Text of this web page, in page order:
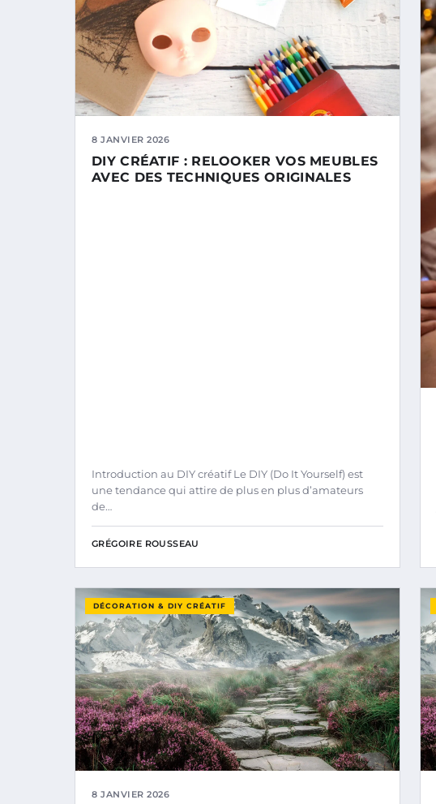
8 JANVIER 2026
DIY CRÉATIF : RELOOKER VOS MEUBLES
AVEC DES TECHNIQUES ORIGINALES
Introduction au DIY créatif Le DIY (Do It Yourself) est
une tendance qui attire de plus en plus d’amateurs
de…
GRÉGOIRE ROUSSEAU
DÉCORATION & DIY CRÉATIF
8 JANVIER 2026